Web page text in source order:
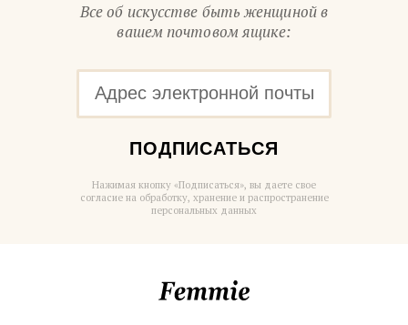
Все об искусстве быть женщиной в
вашем почтовом ящике:
ПОДПИСАТЬСЯ
Нажимая кнопку «Подписаться», вы даете свое
согласие на обработку, хранение и распространение
персональных данных